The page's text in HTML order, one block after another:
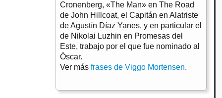
Cronenberg, «The Man» en The Road
de John Hillcoat, el Capitán en Alatriste
de Agustín Díaz Yanes, y en particular el
de Nikolai Luzhin en Promesas del
Este, trabajo por el que fue nominado al
Óscar.
Ver más frases de Viggo Mortensen.